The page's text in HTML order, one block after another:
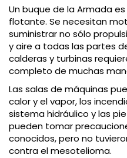
Un buque de la Armada
flotante. Se necesitan
suministrar no sólo
y aire a todas las partes
calderas y turbinas
completo de muchas
Las salas de máquinas
calor y el vapor, los
sistema hidráulico y las
pueden tomar
conocidos, pero no
contra el mesotelioma.